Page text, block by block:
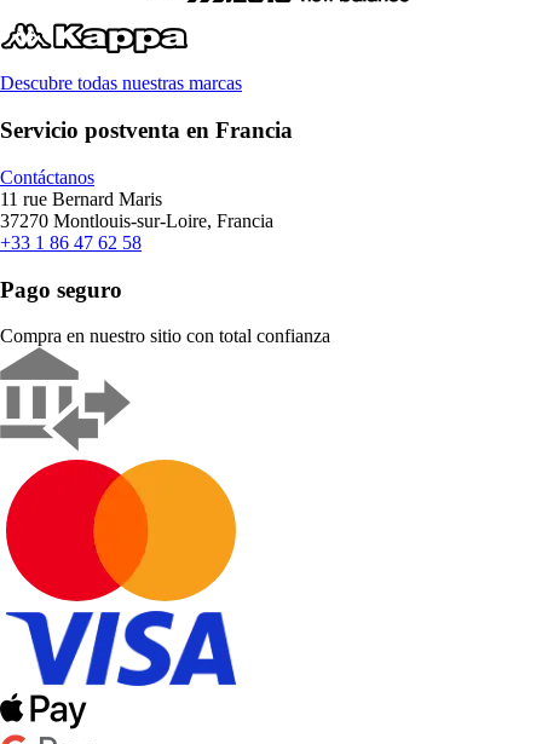
Descubre todas nuestras marcas
Servicio postventa en Francia
Contáctanos
11 rue Bernard Maris
37270 Montlouis-sur-Loire, Francia
+33 1 86 47 62 58
Pago seguro
Compra en nuestro sitio con total confianza